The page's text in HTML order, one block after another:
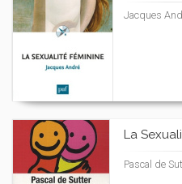
Jacques
La
Pascal de